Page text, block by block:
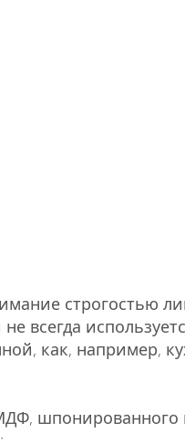
строгостью
всегда
как, например,